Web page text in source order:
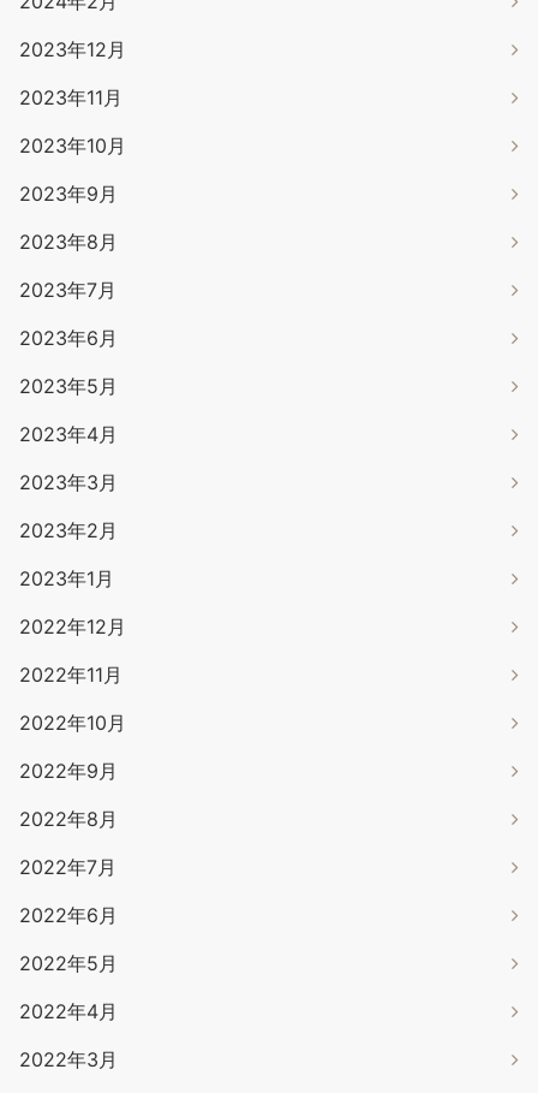
2023年12月
2023年11月
2023年10月
2023年9月
2023年8月
2023年7月
2023年6月
2023年5月
2023年4月
2023年3月
2023年2月
2023年1月
2022年12月
2022年11月
2022年10月
2022年9月
2022年8月
2022年7月
2022年6月
2022年5月
2022年4月
2022年3月